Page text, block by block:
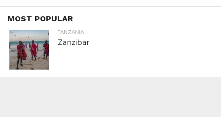
MOST POPULAR
TANZANIA
Zanzibar